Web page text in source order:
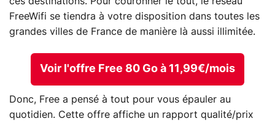
FreeWifi se tiendra à votre disposition dans toutes les
grandes villes de France de manière là aussi illimitée.
Voir l'offre Free 80 Go à 11,99€/mois
Donc, Free a pensé à tout pour vous épauler au
quotidien. Cette offre affiche un rapport qualité/prix